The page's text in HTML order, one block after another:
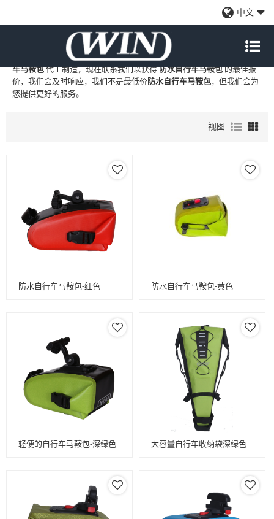
中文
防水自行车马鞍包 的专业中国制造商和供应商，我们提供定制
防水自行车马鞍包工厂、自有品牌防水自行车马鞍包
车马鞍包代工制造，现在联系我们以获得防水自行车马鞍包的最佳报
价，我们会及时响应，我们不是最低价防水自行车马鞍包，但我们会为
您提供更好的服务。
视图
防水自行车马鞍包-红色 防水自行车马鞍包-黄色
轻便的自行车马鞍包-深绿色 大容量自行车收纳袋深绿色